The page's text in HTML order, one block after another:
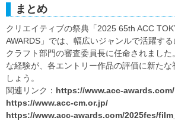
まとめ
クリエイティブの祭典「2025 65th ACC
AWARDS」では、幅広いジャンルで活躍す
クラフト部門の審査委員長に任命されまし
な経験が、各エントリー作品の評価に新た
しょう。
関連リンク： https://www.acc-awards.com/
https://www.acc-cm.or.jp/
https://www.acc-awards.com/2025fes/